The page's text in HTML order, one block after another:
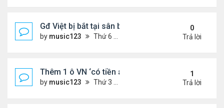
Gđ Việt bị bắt tại sân bay ở Mỹ
by music123 Thứ 6 Tháng 6 19, 2026 6:47 pm
0
Trả lời
Thêm 1 ô VN ‘có tiền án’ bị Mỹ trục xuất về nước
by music123 Thứ 3 Tháng 6 16, 2026 7:00 pm
1
Trả lời